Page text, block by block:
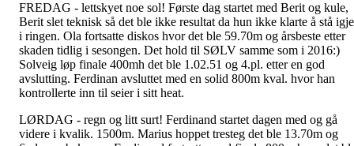
FREDAG - lettskyet noe sol! Første dag startet med Berit og kule,
Berit slet teknisk så det ble ikke resultat da hun ikke klarte å stå
i ringen. Ola fortsatte diskos hvor det ble 59.70m og årsbeste etter
skaden tidlig i sesongen. Det hold til SØLV samme som i 2016:)
Solveig løp finale 400mh det ble 1.02.51 og 4.pl. etter en god
avslutting. Ferdinan avsluttet med en solid 800m kval. hvor han
kontrollerte inn til seier i sitt heat.
LØRDAG - regn og litt surt! Ferdinand startet dagen med og gå
videre i kvalik. 1500m. Marius hoppet tresteg det ble 13.70m og